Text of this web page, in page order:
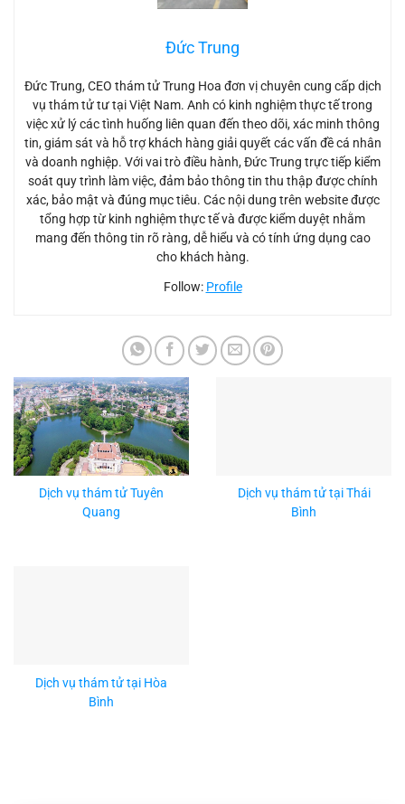
Đức Trung
Đức Trung, CEO thám tử Trung Hoa đơn vị chuyên cung cấp dịch
vụ thám tử tư tại Việt Nam. Anh có kinh nghiệm thực tế trong
việc xử lý các tình huống liên quan đến theo dõi, xác minh thông
tin, giám sát và hỗ trợ khách hàng giải quyết các vấn đề cá nhân
và doanh nghiệp. Với vai trò điều hành, Đức Trung trực tiếp kiểm
soát quy trình làm việc, đảm bảo thông tin thu thập được chính
xác, bảo mật và đúng mục tiêu. Các nội dung trên website được
tổng hợp từ kinh nghiệm thực tế và được kiểm duyệt nhằm
mang đến thông tin rõ ràng, dễ hiểu và có tính ứng dụng cao
cho khách hàng.
Follow: Profile
Dịch vụ thám tử Tuyên
Quang
Dịch vụ thám tử tại Thái
Bình
Dịch vụ thám tử tại Hòa
Bình